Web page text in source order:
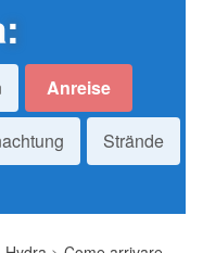
:
Anreise
Strände